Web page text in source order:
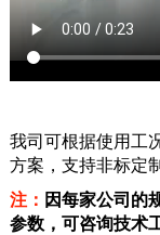
我司可根据使用工
方案，支持非标定
注： 因每家公司的
参数，可咨询技术